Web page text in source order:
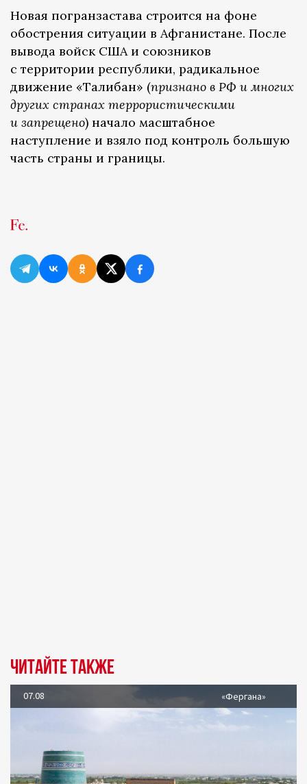
Новая погранзастава строится на фоне
обострения ситуации в Афганистане. После
вывода войск США и союзников
с территории республики, радикальное
движение «Талибан» (признано в РФ и многих
других странах террористическими
и запрещено) начало масштабное
наступление и взяло под контроль большую
часть страны и границы.
Читайте также
07.08 «Фергана»